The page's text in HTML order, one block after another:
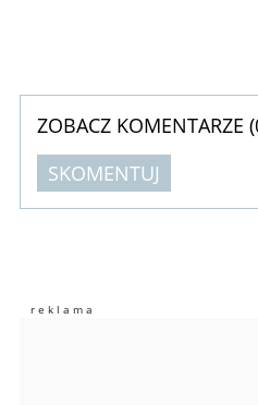
ZOBACZ KOMENTARZE (
SKOMENTUJ
Imię (Wymagane)